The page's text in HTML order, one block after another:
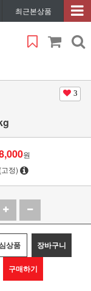
최근본상품
3
원
(고정)
상품 장바구니
구매하기